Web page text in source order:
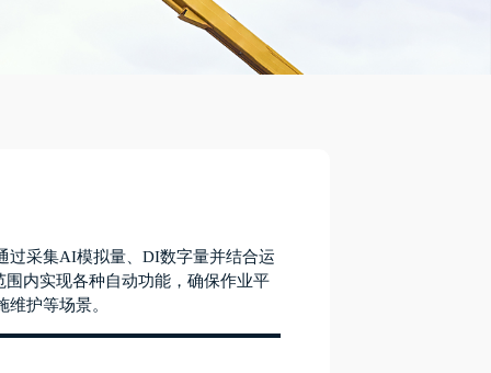
过采集AI模拟量、DI数字量并结合运
内实现各种自动功能，确保作业平
护等场景。